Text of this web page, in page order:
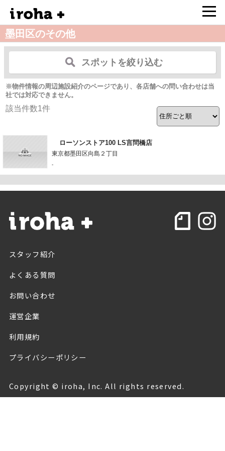
墨田区のその他
スポットを絞り込む
※物件情報の周辺施設紹介のページであり、各店舗への問い合わせは当
社では対応できません。
該当件数1件
ローソンストア100 LS言問橋店
東京都墨田区向島２丁目
-
スタッフ紹介
よくある質問
お問い合わせ
運営企業
利用規約
プライバシーポリシー
Copyright © iroha, Inc. All rights reserved.